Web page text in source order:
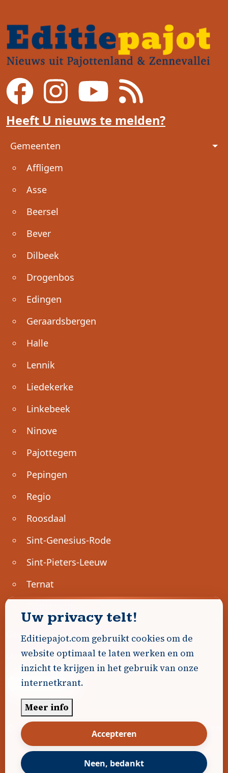
Heeft U nieuws te melden?
Voet
Gemeenten
Affligem
Asse
Beersel
Bever
Dilbeek
Drogenbos
Edingen
Geraardsbergen
Halle
Lennik
Liedekerke
Linkebeek
Ninove
Pajottegem
Pepingen
Regio
Roosdaal
Sint-Genesius-Rode
Sint-Pieters-Leeuw
Ternat
Geen advertenties gevonden.
Uw advertentie hier? Contacteer ons!
Word Partner!
© 2026 Editiepajot.com
Algemene voorwaarden
|Disclaimer Privacybeleid Cookiebeleid|
Gerealiseerd doorDavidHosse.net
Uw privacy telt!
Editiepajot.com gebruikt cookies om de
website optimaal te laten werken en om
inzicht te krijgen in het gebruik van onze
internetkrant.
Meer info
Accepteren
Neen, bedankt